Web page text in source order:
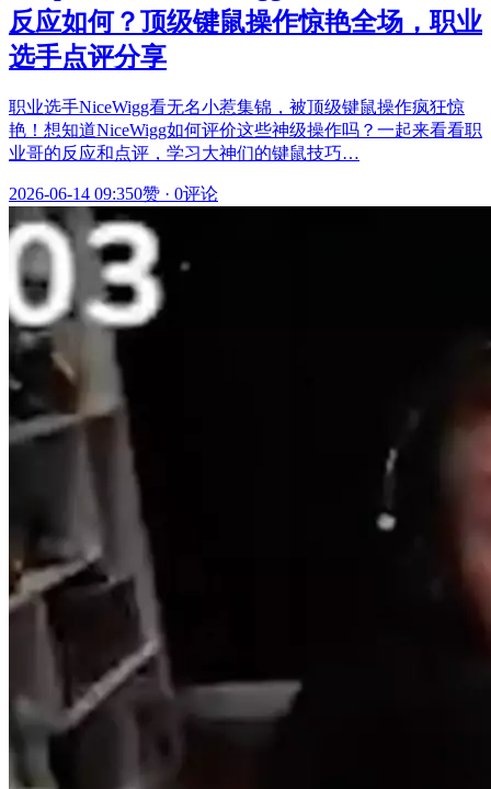
反应如何？顶级键鼠操作惊艳全场，职业
选手点评分享
职业选手NiceWigg看无名小惹集锦，被顶级键鼠操作疯狂惊
艳！想知道NiceWigg如何评价这些神级操作吗？一起来看看职
业哥的反应和点评，学习大神们的键鼠技巧…
2026-06-14 09:350赞 · 0评论